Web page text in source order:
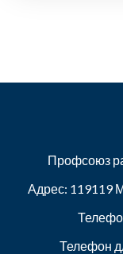
Профсоюз
Адрес: 119119
Телефон